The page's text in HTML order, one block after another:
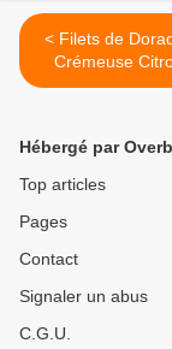
< Filets de Dorade Sauce
Crémeuse
Pâtes Petits
Hébergé par
Top articles
Pages
Contact
Signaler un abus
C.G.U.